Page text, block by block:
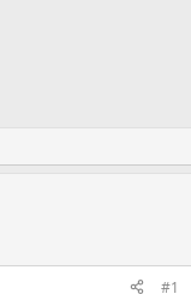
#1